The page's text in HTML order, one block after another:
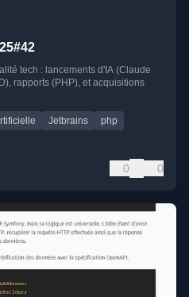
tech : lancements d'IA (Claude
rapports (PHP), et acquisitions
Jetbrains
php
0 0